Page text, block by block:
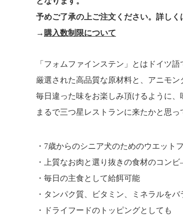
予めご了承の上ご注文ください。詳しく
→ 購入数制限について
「フォムファインステン」とはドイツ
厳選された高品質な原材料と、アニモ
毎日違った味をお楽しみ頂けるように
まるで三つ星レストランに来たかと思
7歳からのシニア犬のためのウエット
上質なお肉と選り抜きの食材のコン
毎日の主食として給餌可能
タンパク質、ビタミン、ミネラルを
ドライフードのトッピングとしても